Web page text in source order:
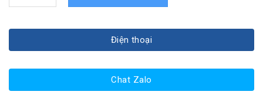
Điện thoại
Chat Zalo